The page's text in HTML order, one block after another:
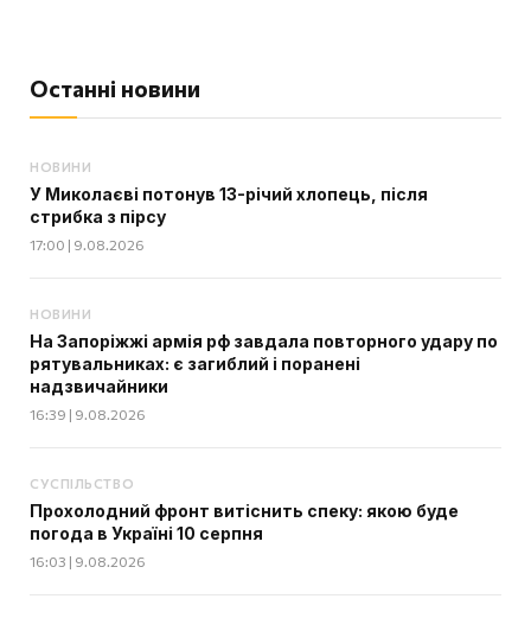
Останні новини
НОВИНИ
У Миколаєві потонув 13-річий хлопець, після
стрибка з пірсу
17:00 | 9.08.2026
НОВИНИ
На Запоріжжі армія рф завдала повторного удару по
рятувальниках: є загиблий і поранені
надзвичайники
16:39 | 9.08.2026
СУСПІЛЬСТВО
Прохолодний фронт витіснить спеку: якою буде
погода в Україні 10 серпня
16:03 | 9.08.2026